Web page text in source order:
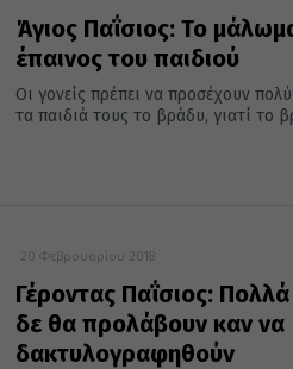
Άγιος Παΐσιος: Το
έπαινος του παιδιού
Οι γονείς πρέπει να προσέχουν
τα παιδιά τους το βράδυ, γιατί το
20 Φεβρουαρίου 2018
Γέροντας Παΐσιος:
δε θα προλάβουν καν να
δακτυλογραφηθούν